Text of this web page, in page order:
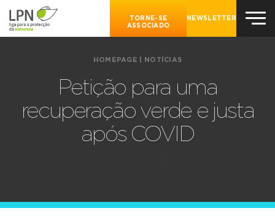
TORNE-SE
ASSOCIADO
NEWSLETTER
HOMEPAGE NOTÍCIAS
Petição para uma
recuperação verde e justa
após COVID